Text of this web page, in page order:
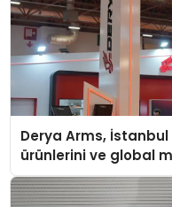
Derya Arms,
ürünlerini ve global